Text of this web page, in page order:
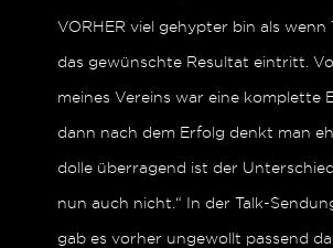
VORHER viel gehypter bin als wenn
das gewünschte Resultat eintritt.
meines Vereins war eine komplette
dann nach dem Erfolg denkt man
dolle überragend ist der
nun auch nicht.“ In der Talk-
gab es vorher ungewollt passend